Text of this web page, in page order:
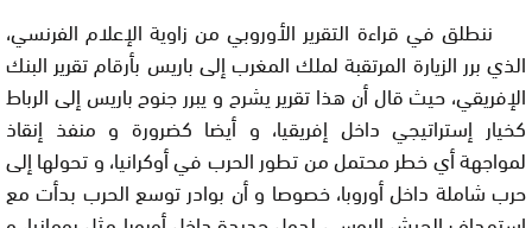
ننطلق في قراءة التقرير الأوروبي من زاوية الإعلام الفرنسي،
الذي برر الزيارة المرتقبة لملك المغرب إلى باريس بأرقام تقرير البنك
الإفريقي، حيث قال أن هذا تقرير يشرح و يبرر جنوح باريس إلى الرباط
كخيار إستراتيجي داخل إفريقيا، و أيضا كضرورة و منفذ إنقاذ
لمواجهة أي خطر محتمل من تطور الحرب في أوكرانيا، و تحولها إلى
حرب شاملة داخل أوروبا، خصوصا و أن بوادر توسع الحرب بدأت مع